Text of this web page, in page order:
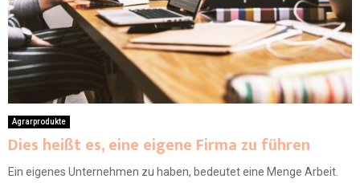
Agrarprodukte
Dies heißt es, eine eigene Firma zu führen
Ein eigenes Unternehmen zu haben, bedeutet eine Menge Arbeit.